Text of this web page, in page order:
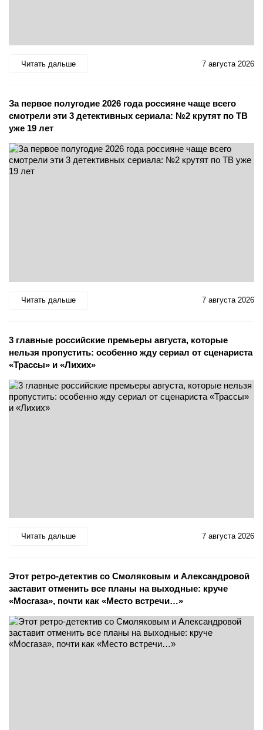
Читать дальше 7 августа 2026
За первое полугодие 2026 года россияне чаще всего
смотрели эти 3 детективных сериала: №2 крутят по ТВ
уже 19 лет
Читать дальше 7 августа 2026
3 главные российские премьеры августа, которые
нельзя пропустить: особенно жду сериал от сценариста
«Трассы» и «Лихих»
Читать дальше 7 августа 2026
Этот ретро-детектив со Смоляковым и Александровой
заставит отменить все планы на выходные: круче
«Мосгаза», почти как «Место встречи…»